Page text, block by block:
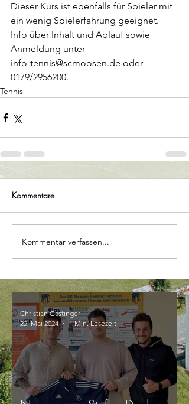
Dieser Kurs ist ebenfalls für Spieler mit
ein wenig Spielerfahrung geeignet.
Info über Inhalt und Ablauf sowie
Anmeldung unter
info-tennis@scmoosen.de oder
0179/2956200.
Tennis
Kommentare
Kommentar verfassen...
Christian Gastinger
22. Mai 2024
1 Min. Lesezeit